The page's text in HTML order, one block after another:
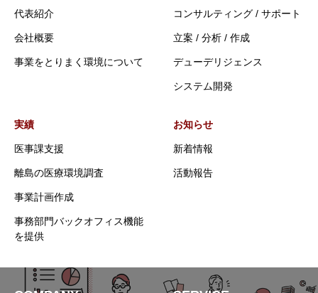
代表紹介
会社概要
事業をとりまく環境について
コンサルティング / サポート
立案 / 分析 / 作成
デューデリジェンス
システム開発
実績
医事課支援
離島の医療環境調査
事業計画作成
事務部門バックオフィス機能
を提供
お知らせ
新着情報
活動報告